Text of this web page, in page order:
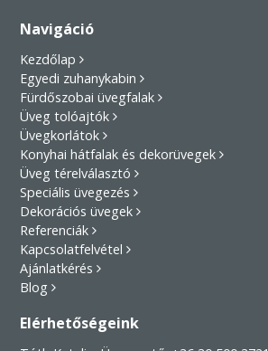
Navigáció
Kezdőlap
Egyedi zuhanykabin
Fürdőszobai üvegfalak
Üveg tolóajtók
Üvegkorlátok
Konyhai hátfalak és dekorüvegek
Üveg térelválasztó
Speciális üvegezés
Dekorációs üvegek
Referenciák
Kapcsolatfelvétel
Ajánlatkérés
Blog
Elérhetőségeink